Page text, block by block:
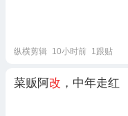
纵横剪辑 10小时前 1跟贴
菜贩阿 改 ，中年走红